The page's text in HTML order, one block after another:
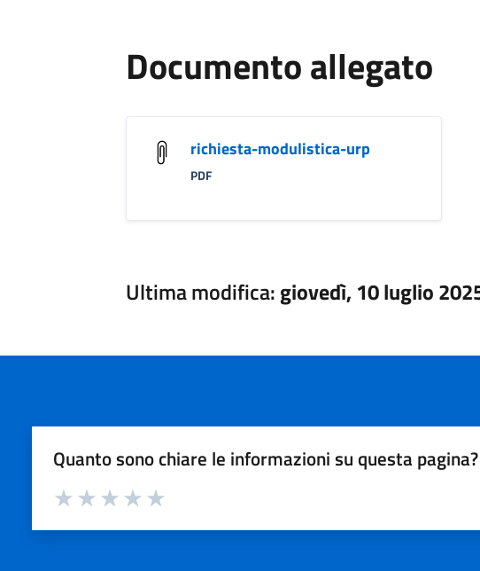
Documento allegato
richiesta-modulistica-urp
PDF
Ultima modifica:giovedì, 10 luglio
Quanto sono chiare le informazioni su questa pagina?